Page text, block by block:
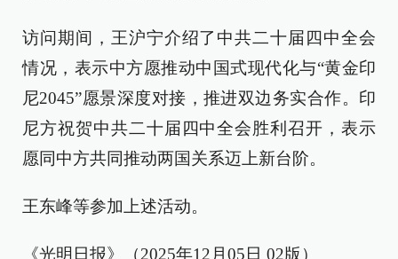
访问期间，王沪宁介绍了中共二十届四中全会
情况，表示中方愿推动中国式现代化与“黄金印
尼2045”愿景深度对接，推进双边务实合作。印
尼方祝贺中共二十届四中全会胜利召开，表示
愿同中方共同推动两国关系迈上新台阶。
王东峰等参加上述活动。
《光明日报》（2025年12月05日 02版）